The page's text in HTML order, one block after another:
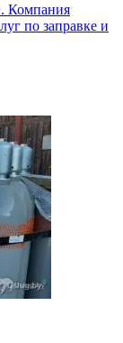
Компания
по заправке и